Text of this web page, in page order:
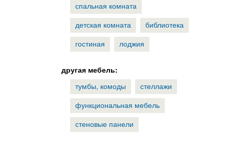
спальная комната
детская комната
библиотека
гостиная
лоджия
другая мебель:
тумбы, комоды
стеллажи
функциональная мебель
стеновые панели